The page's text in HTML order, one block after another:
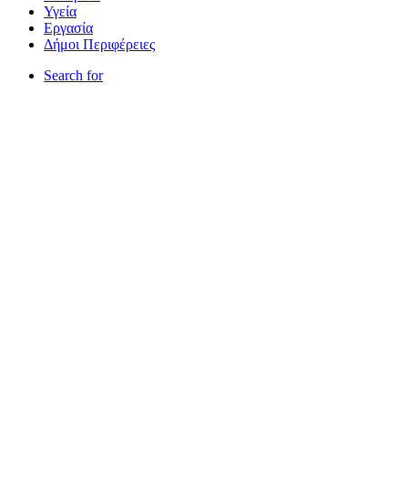
Υγεία
Εργασία
Δήμοι Περιφέρειες
Search for